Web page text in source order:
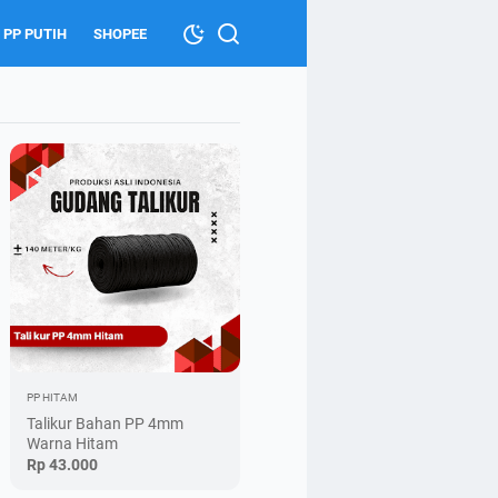
PUTIH SHOPEE
PP HITAM
Talikur Bahan PP 4mm
Warna Hitam
Rp 43.000